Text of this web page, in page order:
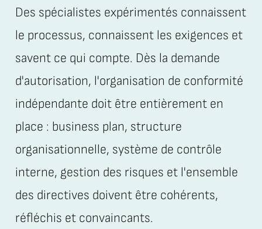
Des spécialistes expérimentés connaissent
le processus, connaissent les exigences et
savent ce qui compte. Dès la demande
d'autorisation, l'organisation de conformité
indépendante doit être entièrement en
place : business plan, structure
organisationnelle, système de contrôle
interne, gestion des risques et l'ensemble
des directives doivent être cohérents,
réfléchis et convaincants.